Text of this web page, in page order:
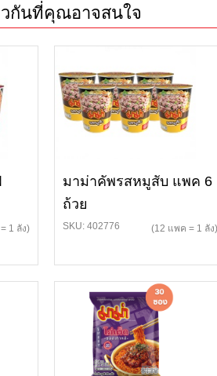
กันที่คุณอาจสนใจ
1 ลัง)
มาม่าคัพรสหมูสับ แพค 6
ถ้วย
SKU: 402776 (12 แพค = 1 ลัง)